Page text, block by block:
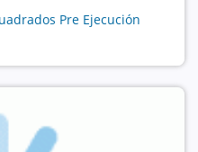
Pre Ejecución